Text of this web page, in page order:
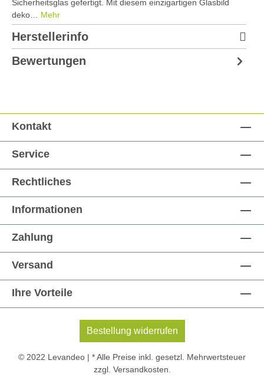
Sicherheitsglas gefertigt. Mit diesem einzigartigen Glasbild
deko… Mehr
Herstellerinfo
Bewertungen
Kontakt
Service
Rechtliches
Informationen
Zahlung
Versand
Ihre Vorteile
Bestellung widerrufen
© 2022 Levandeo | * Alle Preise inkl. gesetzl. Mehrwertsteuer
zzgl. Versandkosten